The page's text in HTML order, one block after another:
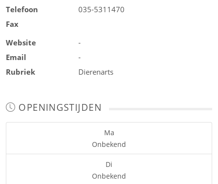
Telefoon
035-5311470
Fax
Website
-
Email
-
Rubriek
Dierenarts
OPENINGSTIJDEN
Ma
Onbekend
Di
Onbekend